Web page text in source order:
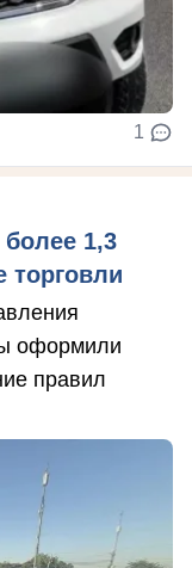
1
1,3
оформили
правил